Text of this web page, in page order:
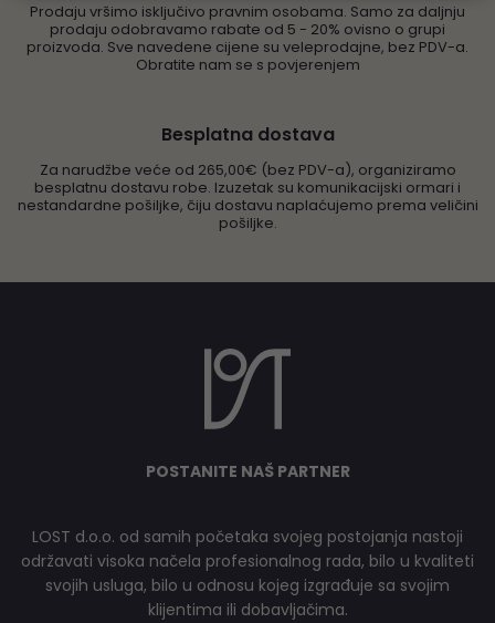
Prodaju vršimo isključivo pravnim osobama. Samo za daljnju
prodaju odobravamo rabate od 5 - 20% ovisno o grupi
proizvoda. Sve navedene cijene su veleprodajne, bez PDV-a.
Obratite nam se s povjerenjem
Besplatna dostava
Za narudžbe veće od 265,00€ (bez PDV-a), organiziramo
besplatnu dostavu robe. Izuzetak su komunikacijski ormari i
nestandardne pošiljke, čiju dostavu naplaćujemo prema veličini
pošiljke.
POSTANITE NAŠ PARTNER
LOST d.o.o. od samih početaka svojeg postojanja nastoji
održavati visoka načela profesionalnog rada, bilo u kvaliteti
svojih usluga, bilo u odnosu kojeg izgrađuje sa svojim
klijentima ili dobavljačima.